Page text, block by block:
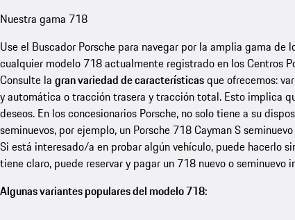
Nuestra gama 718
Use el Buscador Porsche para navegar por la amplia gama
cualquier modelo 718 actualmente registrado en los Centros
Consulte la gran variedad de característicasque ofrecemos:
y automática o tracción trasera y tracción total. Esto implica
deseos. En los concesionarios Porsche, no solo tiene a su
seminuevos, por ejemplo, un Porsche 718 Cayman S
Si está interesado/a en probar algún vehículo, puede hacerlo
tiene claro, puede reservar y pagar un 718 nuevo o seminuevo
Algunas variantes populares del modelo 718: